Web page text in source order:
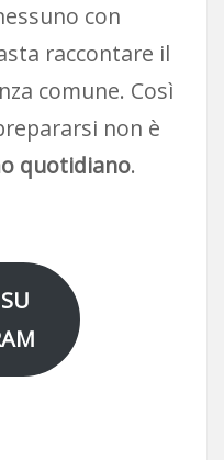
con
raccontare il
comune. Così
non è
quotidiano.